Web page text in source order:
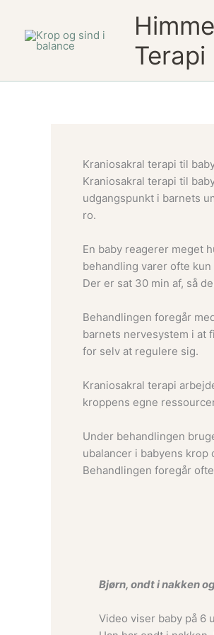
indholdet
Terapi
Kraniosakral terapi til
Kraniosakral terapi til
udgangspunkt i barnets
ro.
En baby reagerer meget
behandling varer ofte kun
Der er sat 30 min af, så
Behandlingen foregår
barnets nervesystem i at
for selv at regulere sig.
Kraniosakral terapi
kroppens egne
Under behandlingen
ubalancer i babyens
Behandlingen foregår
Bjørn, ondt i nakken
Video viser baby på 6